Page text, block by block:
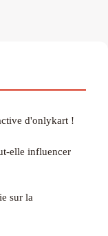
d'onlykart !
elle influencer
sur la